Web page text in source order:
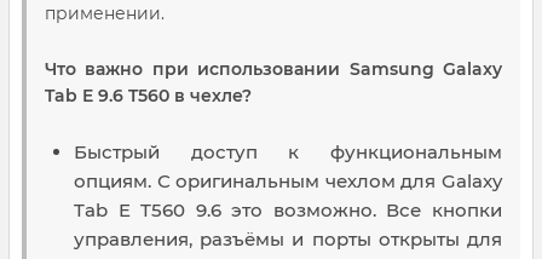
применении.
Что важно при использовании Samsung Galaxy
Tab E 9.6 T560 в чехле?
Быстрый доступ к функциональным
опциям. С оригинальным чехлом для Galaxy
Tab E T560 9.6 это возможно. Все кнопки
управления, разъёмы и порты открыты для